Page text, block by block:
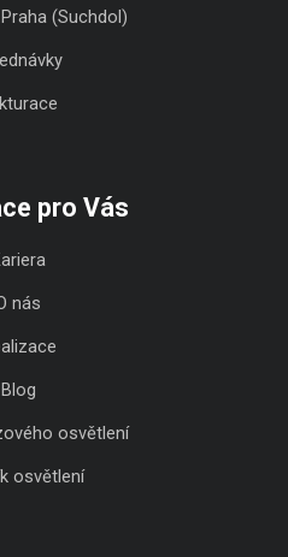
(Suchdol)
pro Vás
nás
Blog
osvětlení
osvětlení